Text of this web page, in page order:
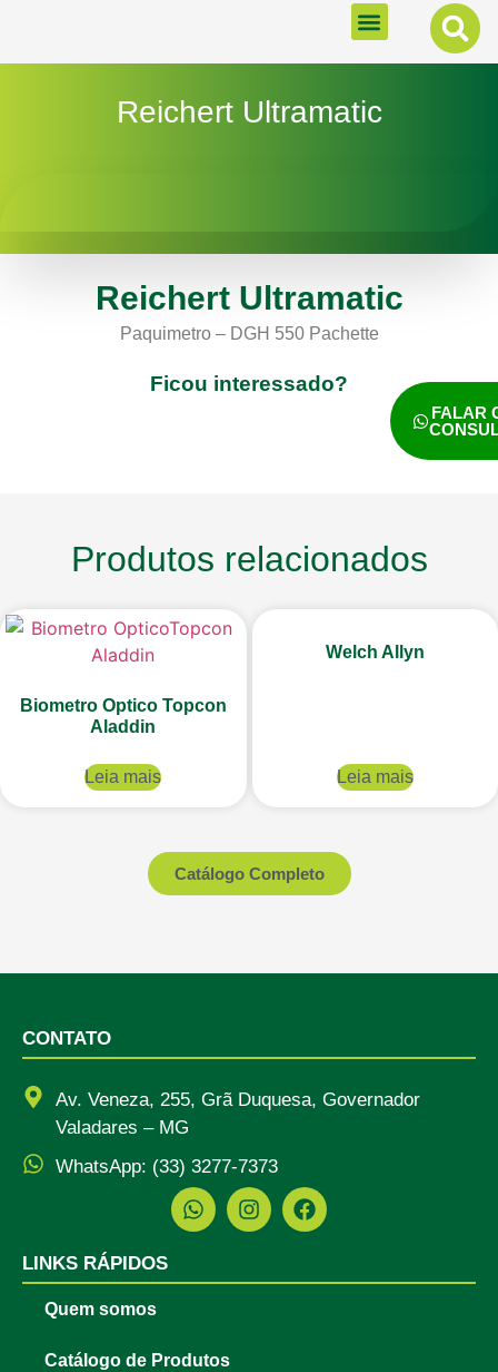
MENU
Reichert Ultramatic
Reichert Ultramatic
Paquimetro – DGH 550 Pachette
Ficou interessado?
FALAR
Produtos relacionados
Biometro Optico Topcon
Aladdin
Leia mais
Welch Allyn
Leia mais
Catálogo Completo
CONTATO
Av. Veneza, 255, Grã Duquesa, Governador
Valadares – MG
WhatsApp: (33) 3277-7373
LINKS RÁPIDOS
Quem somos
Catálogo de Produtos